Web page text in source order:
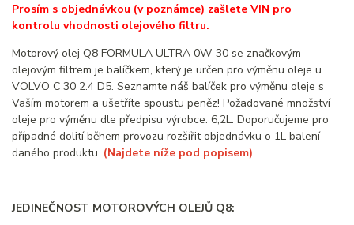
Prosím s objednávkou (v poznámce) zašlete VIN pro
kontrolu vhodnosti olejového filtru.
Motorový olej Q8 FORMULA ULTRA 0W-30 se značkovým
olejovým filtrem je balíčkem, který je určen pro výměnu oleje u
VOLVO C 30 2.4 D5. Seznamte náš balíček pro výměnu oleje s
Vaším motorem a ušetříte spoustu peněz! Požadované množství
oleje pro výměnu dle předpisu výrobce: 6,2L. Doporučujeme pro
případné dolití během provozu rozšířit objednávku o 1L balení
daného produktu. (Najdete níže pod popisem)
JEDINEČNOST MOTOROVÝCH OLEJŮ Q8: